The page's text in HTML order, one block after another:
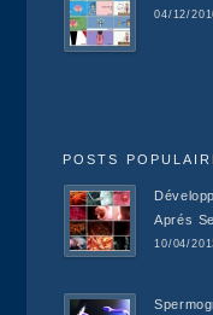
04/12/
POSTS
Aprés
10/04/